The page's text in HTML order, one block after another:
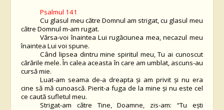
Psalmul 141
Cu glasul meu către Domnul am strigat, cu glasul meu
către Domnul m-am rugat.
Vărsa-voi înaintea Lui rugăciunea mea, necazul meu
înaintea Lui voi spune.
Când lipsea dintru mine spiritul meu, Tu ai cunoscut
cărările mele. În calea aceasta în care am umblat, ascuns-au
cursă mie.
Luat-am seama de-a dreapta şi am privit şi nu era
cine să mă cunoască. Pierit-a fuga de la mine şi nu este cel
ce caută sufletul meu.
Strigat-am către Tine, Doamne, zis-am: “Tu eşti